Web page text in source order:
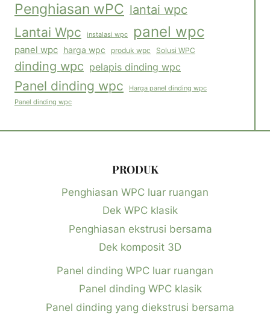
Penghiasan wPC lantai wpc
Lantai Wpc instalasi wpc panel wpc
panel wpc harga wpc produk wpc Solusi WPC
dinding wpc pelapis dinding wpc
Panel dinding wpc Harga panel dinding wpc
Panel dinding wpc
PRODUK
Penghiasan WPC luar ruangan
Dek WPC klasik
Penghiasan ekstrusi bersama
Dek komposit 3D
Panel dinding WPC luar ruangan
Panel dinding WPC klasik
Panel dinding yang diekstrusi bersama